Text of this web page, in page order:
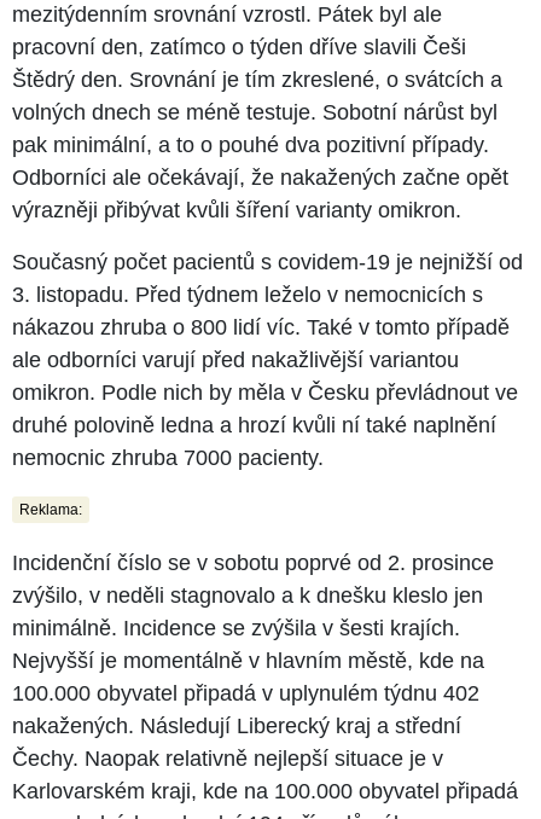
mezitýdenním srovnání vzrostl. Pátek byl ale
pracovní den, zatímco o týden dříve slavili Češi
Štědrý den. Srovnání je tím zkreslené, o svátcích a
volných dnech se méně testuje. Sobotní nárůst byl
pak minimální, a to o pouhé dva pozitivní případy.
Odborníci ale očekávají, že nakažených začne opět
výrazněji přibývat kvůli šíření varianty omikron.
Současný počet pacientů s covidem-19 je nejnižší od
3. listopadu. Před týdnem leželo v nemocnicích s
nákazou zhruba o 800 lidí víc. Také v tomto případě
ale odborníci varují před nakažlivější variantou
omikron. Podle nich by měla v Česku převládnout ve
druhé polovině ledna a hrozí kvůli ní také naplnění
nemocnic zhruba 7000 pacienty.
Reklama:
Incidenční číslo se v sobotu poprvé od 2. prosince
zvýšilo, v neděli stagnovalo a k dnešku kleslo jen
minimálně. Incidence se zvýšila v šesti krajích.
Nejvyšší je momentálně v hlavním městě, kde na
100.000 obyvatel připadá v uplynulém týdnu 402
nakažených. Následují Liberecký kraj a střední
Čechy. Naopak relativně nejlepší situace je v
Karlovarském kraji, kde na 100.000 obyvatel připadá